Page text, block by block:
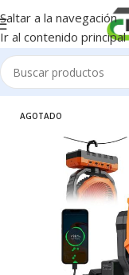
Saltar a la navegación
Ir al contenido principal
Inicio/
AGOTADO